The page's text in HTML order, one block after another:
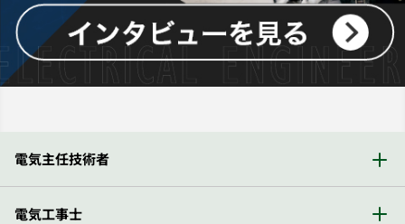
電気主任技術者
電気工事士